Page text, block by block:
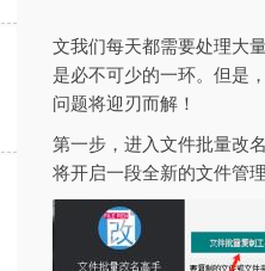
文我们每天都需要处理大
是必不可少的一环。但是
问题将迎刃而解！
第一步，进入文件批量改
将开启一段全新的文件管